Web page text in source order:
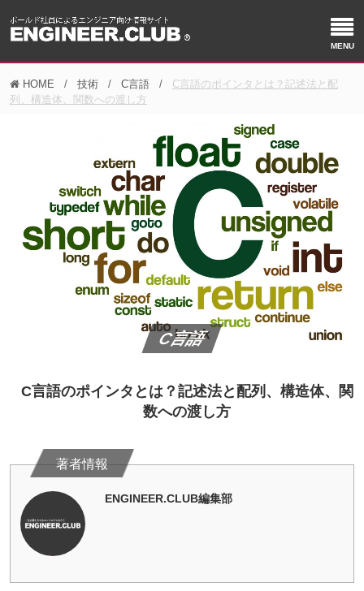
HOME 技術 C言語
C言語のポインタとは？記述法と配
列、構造体、関数への渡し方
C言語
C言語のポインタとは？記述法と配列、構造体、関
数への渡し方
ENGINEER.CLUB編集部